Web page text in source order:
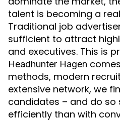
talent is becoming a
Traditional job
sufficient to attract
and executives. This is
Headhunter Hagen
methods, modern
extensive network, we
candidates – and do
efficiently than with